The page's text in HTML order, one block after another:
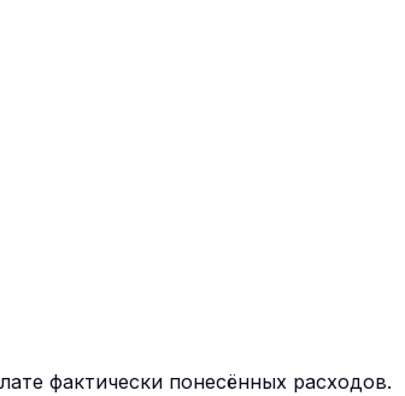
фактически понесённых расходов.